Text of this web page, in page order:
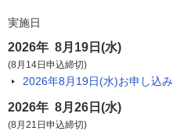
実施日
2026年 8月19日(水)
(8月14日申込締切)
2026年8月19日(水)お申し込み
2026年 8月26日(水)
(8月21日申込締切)